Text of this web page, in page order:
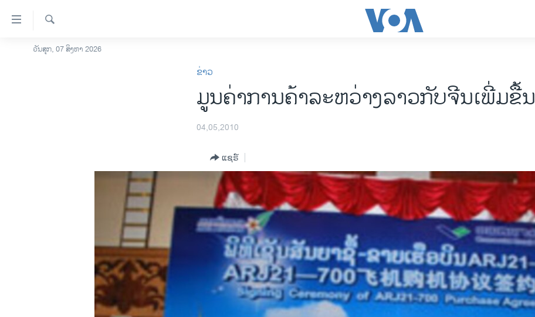
ລິ້ງ
ສຳຫລັບ
ໂຮມເພຈ
ວິທະຍາສາດ-ເທັກໂນໂລຈີ
ຄົ້ນຫາ
ວັນສຸກ, 07 ສິງຫາ 2026
ຂ່າວ
ມູນຄ່າການຄ້າລະຫວ່າງລາວກັບຈີນເພີ່ມຂື້ນ
04,05,2010
ແຊຣ໌